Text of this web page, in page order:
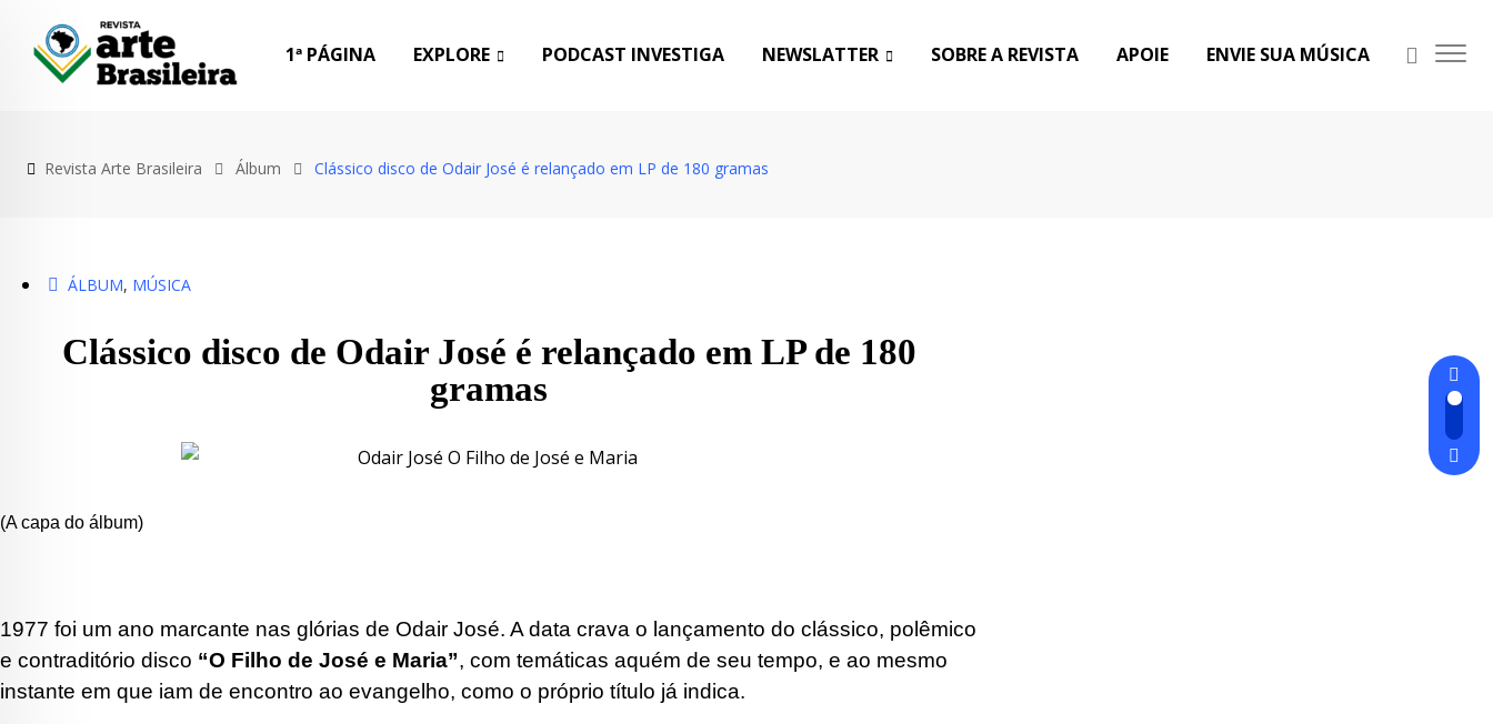
content
1ª PÁGINA EXPLORE PODCAST INVESTIGA NEWSLATTER SOBRE A REVISTA APOIE ENVIE SUA MÚSICA
Revista Arte Brasileira Álbum Clássico disco de Odair José é relançado em LP de 180 gramas
ÁLBUM, MÚSICA
Clássico disco de Odair José é relançado em LP de 180
gramas
(A capa do álbum)
1977 foi um ano marcante nas glórias de Odair José. A data crava o lançamento do clássico, polêmico
e contraditório disco “O Filho de José e Maria”, com temáticas aquém de seu tempo, e ao mesmo
instante em que iam de encontro ao evangelho, como o próprio título já indica.